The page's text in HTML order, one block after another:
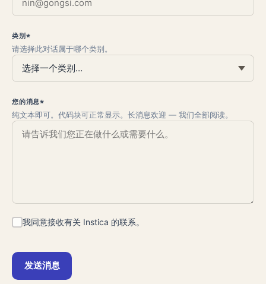
类别*
请选择此对话属于哪个类别。
您的消息*
纯文本即可。代码块可正常显示。长消息欢迎 — 我们全部阅读。
我同意接收有关 Instica 的联系。
发送消息